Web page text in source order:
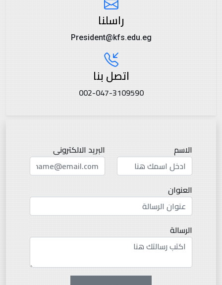
راسلنا
President@kfs.edu.eg
اتصل بنا
002-047-3109590